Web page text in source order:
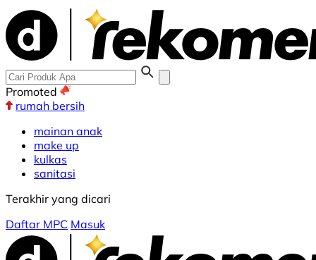
Promoted
rumah bersih
mainan anak
make up
kulkas
sanitasi
Terakhir yang dicari
Daftar MPC Masuk